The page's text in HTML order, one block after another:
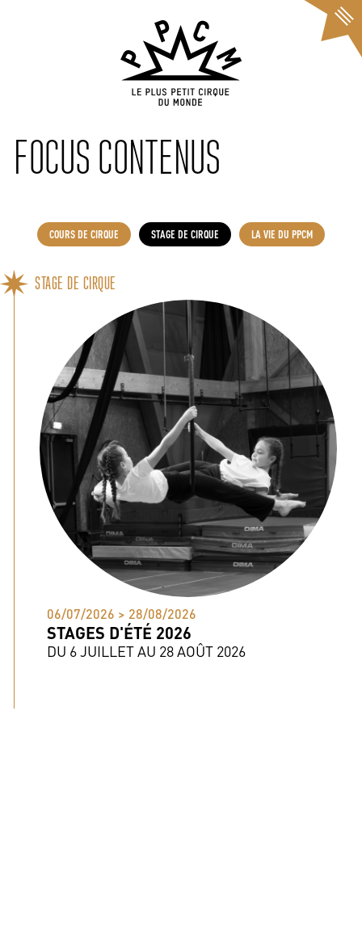
FOCUS CONTENUS
COURS DE CIRQUE STAGE DE CIRQUE LA VIE DU PPCM
STAGE DE CIRQUE
06/07/2026 > 28/08/2026
STAGES D'ÉTÉ 2026
DU 6 JUILLET AU 28 AOÛT 2026